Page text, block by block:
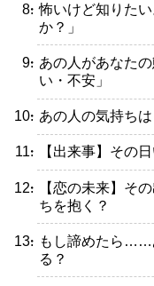
・怖いけど知りた
か？」
・あの人があなた
い・不安」
・あの人の気持ち
・【出来事】その
・【恋の未来】そ
ちを抱く？
・もし諦めたら……
る？